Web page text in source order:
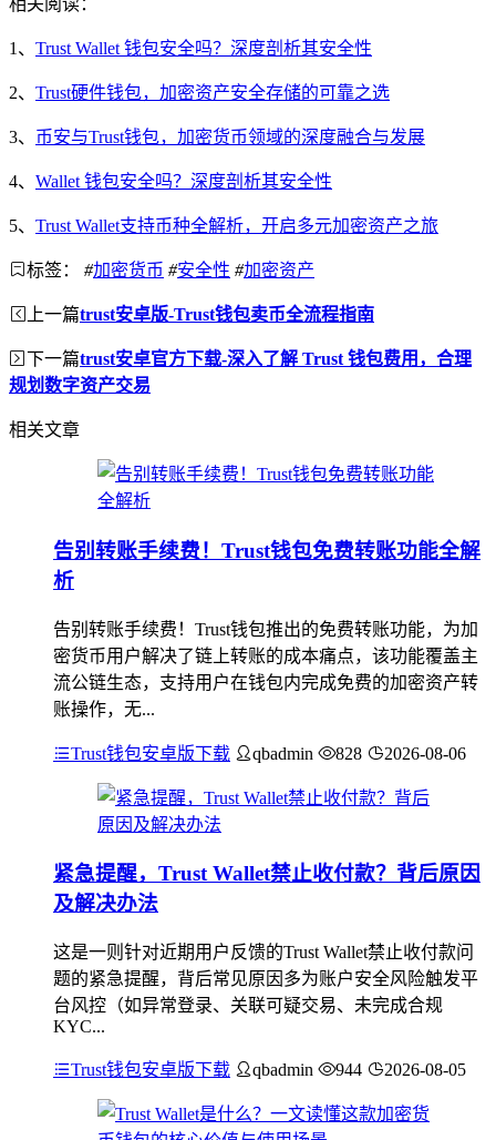
相关阅读：
1、 Trust Wallet 钱包安全吗？深度剖析其安全性
2、 Trust硬件钱包，加密资产安全存储的可靠之选
3、 币安与Trust钱包，加密货币领域的深度融合与发展
4、 Wallet 钱包安全吗？深度剖析其安全性
5、 Trust Wallet支持币种全解析，开启多元加密资产之旅
标签： #加密货币 #安全性 #加密资产
上一篇trust安卓版-Trust钱包卖币全流程指南
下一篇trust安卓官方下载-深入了解 Trust 钱包费用，合理
规划数字资产交易
相关文章
告别转账手续费！Trust钱包免费转账功能全解
析
告别转账手续费！Trust钱包推出的免费转账功能，为加
密货币用户解决了链上转账的成本痛点，该功能覆盖主
流公链生态，支持用户在钱包内完成免费的加密资产转
账操作，无...
Trust钱包安卓版下载 qbadmin 828 2026-08-06
紧急提醒，Trust Wallet禁止收付款？背后原因
及解决办法
这是一则针对近期用户反馈的Trust Wallet禁止收付款问
题的紧急提醒，背后常见原因多为账户安全风险触发平
台风控（如异常登录、关联可疑交易、未完成合规
KYC...
Trust钱包安卓版下载 qbadmin 944 2026-08-05